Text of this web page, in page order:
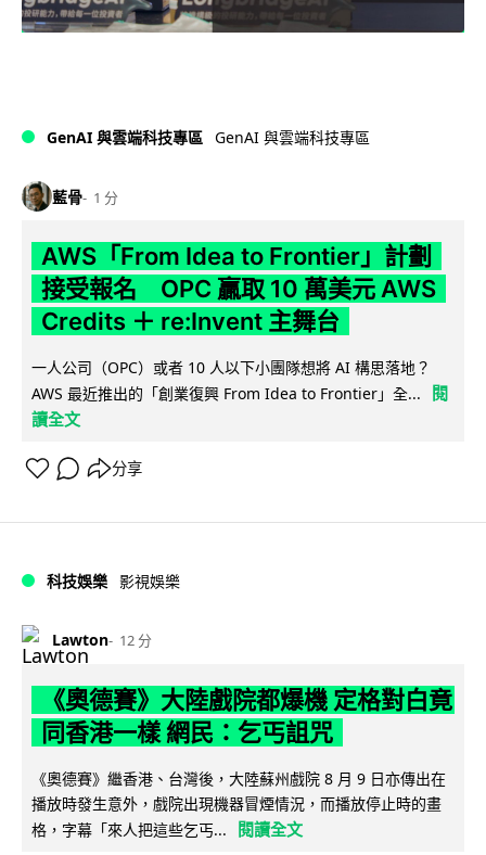
GenAI 與雲端科技專區 GenAI 與雲端科技專區
藍骨 1 分
AWS「From Idea to Frontier」計劃
接受報名 OPC 贏取 10 萬美元 AWS
Credits ＋ re:Invent 主舞台
一人公司（OPC）或者 10 人以下小團隊想將 AI 構思落地？
AWS 最近推出的「創業復興 From Idea to Frontier」全...
閱
讀全文
分享
科技娛樂 影視娛樂
Lawton 12 分
《奧德賽》大陸戲院都爆機 定格對白竟
同香港一樣 網民：乞丐詛咒
《奧德賽》繼香港、台灣後，大陸蘇州戲院 8 月 9 日亦傳出在
播放時發生意外，戲院出現機器冒煙情況，而播放停止時的畫
格，字幕「來人把這些乞丐...
閱讀全文